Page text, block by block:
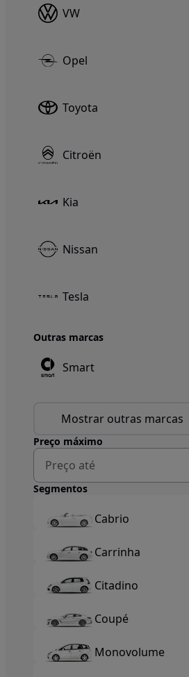
VW
Opel
Toyota
Citroën
Kia
Nissan
Tesla
Outras marcas
Smart
Mostrar outras marcas
Preço máximo
Segmentos
Cabrio
Carrinha
Citadino
Coupé
Monovolume